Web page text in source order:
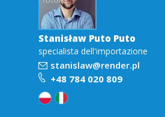
Stanisław Puto Puto
specialista dell'importazione
stanislaw@render.pl
+48 784 020 809